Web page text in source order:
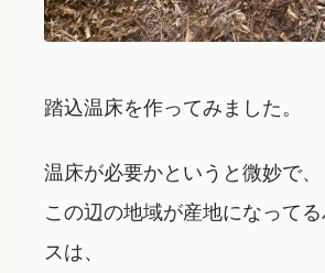
踏込温床を作ってみました。
温床が必要かというと微妙で、
この辺の地域が産地になって
スは、